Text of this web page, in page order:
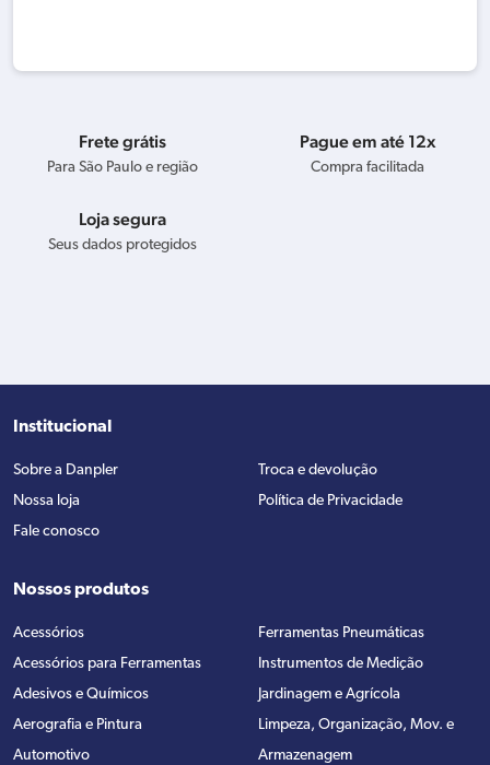
Frete grátis
Para São Paulo e região
Pague em até 12x
Compra facilitada
Loja segura
Seus dados protegidos
Institucional
Sobre a Danpler
Nossa loja
Fale conosco
Troca e devolução
Política de Privacidade
Nossos produtos
Acessórios
Acessórios para Ferramentas
Adesivos e Químicos
Aerografia e Pintura
Automotivo
Ferramentas Pneumáticas
Instrumentos de Medição
Jardinagem e Agrícola
Limpeza, Organização, Mov. e
Armazenagem